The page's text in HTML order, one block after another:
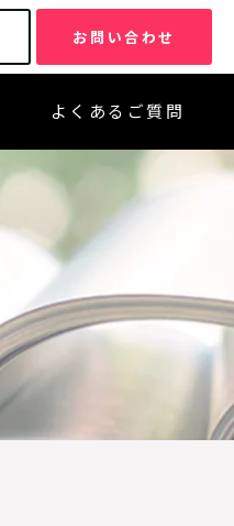
お問い合わせ
よくあるご質問